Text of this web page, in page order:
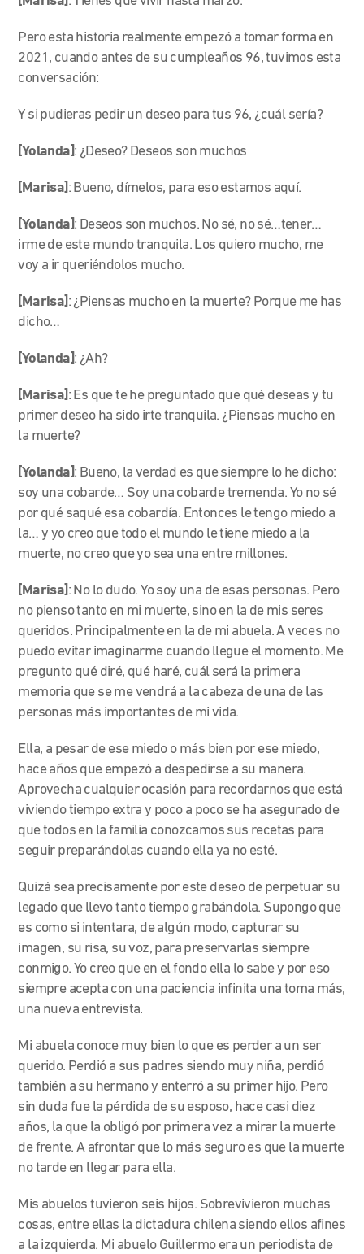
Pero esta historia realmente empezó a tomar forma en
2021, cuando antes de su cumpleaños 96, tuvimos esta
conversación:
Y si pudieras pedir un deseo para tus 96, ¿cuál sería?
[Yolanda]: ¿Deseo? Deseos son muchos
[Marisa] : Bueno, dímelos, para eso estamos aquí.
[Yolanda]: Deseos son muchos. No sé, no sé…tener…
irme de este mundo tranquila. Los quiero mucho, me
voy a ir queriéndolos mucho.
[Marisa] : ¿Piensas mucho en la muerte?Porque me has
dicho…
[Yolanda]: ¿Ah?
[Marisa] : Es que te he preguntado que qué deseas y tu
primer deseo ha sido irte tranquila. ¿Piensas mucho en
la muerte?
[Yolanda]: Bueno, la verdad es que siempre lo he dicho:
soy una cobarde… Soy una cobarde tremenda. Yo no sé
por qué saqué esa cobardía. Entonces le tengo miedo a
la… y yo creo que todo el mundo le tiene miedo a la
muerte, no creo que yo sea una entre millones.
[Marisa] : No lo dudo. Yo soy una de esas personas. Pero
no pienso tanto en mi muerte, sino en la de mis seres
queridos. Principalmente en la de mi abuela. A veces no
puedo evitar imaginarme cuando llegue el momento. Me
pregunto qué diré, qué haré, cuál será la primera
memoria que se me vendrá a la cabeza de una de las
personas más importantes de mi vida.
Ella, a pesar de ese miedo o más bien por ese miedo,
hace años que empezó a despedirse a su manera.
Aprovecha cualquier ocasión para recordarnos que está
viviendo tiempo extra y poco a poco se ha asegurado de
que todos en la familia conozcamos sus recetas para
seguir preparándolas cuando ella ya no esté.
Quizá sea precisamente por este deseo de perpetuar su
legado que llevo tanto tiempo grabándola. Supongo que
es como si intentara, de algún modo, capturar su
imagen, su risa, su voz, para preservarlas siempre
conmigo. Yo creo que en el fondo ella lo sabe y por eso
siempre acepta con una paciencia infinita una toma más,
una nueva entrevista.
Mi abuela conoce muy bien lo que es perder a un ser
querido. Perdió a sus padres siendo muy niña, perdió
también a su hermano y enterró a su primer hijo. Pero
sin duda fue la pérdida de su esposo, hace casi diez
años, la que la obligó por primera vez a mirar la muerte
de frente. A afrontar que lo más seguro es que la muerte
no tarde en llegar para ella.
Mis abuelos tuvieron seis hijos. Sobrevivieron muchas
cosas, entre ellas la dictadura chilena siendo ellos afines
a la izquierda. Mi abuelo Guillermo era un periodista de